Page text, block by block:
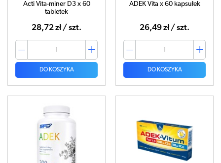
Acti Vita-miner D3 x 60
tabletek
28,72 zł / szt.
DO KOSZYKA
ADEK Vita x 60 kapsułek
26,49 zł / szt.
DO KOSZYKA